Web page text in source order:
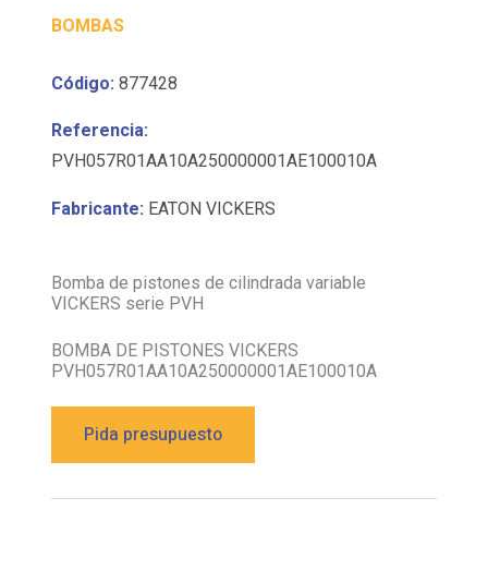
BOMBAS
Código: 877428
Referencia:
PVH057R01AA10A250000001AE100010A
Fabricante: EATON VICKERS
Bomba de pistones de cilindrada variable
VICKERS serie PVH
BOMBA DE PISTONES VICKERS
PVH057R01AA10A250000001AE100010A
Pida presupuesto